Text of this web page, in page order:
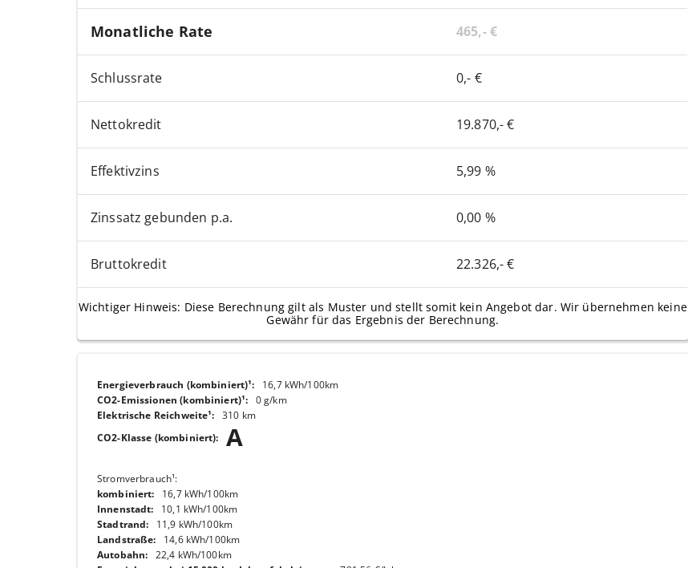
Monatliche Rate 465,- €
Schlussrate 0,- €
Nettokredit 19.870,- €
Effektivzins 5,99 %
Zinssatz gebunden p.a. 0,00 %
Bruttokredit 22.326,- €
Wichtiger Hinweis: Diese Berechnung gilt als Muster und stellt somit kein Angebot dar. Wir übernehmen keine
Gewähr für das Ergebnis der Berechnung.
Energieverbrauch (kombiniert)¹: 16,7 kWh/100km
CO2-Emissionen (kombiniert)¹: 0 g/km
Elektrische Reichweite¹:310 km
CO2-Klasse (kombiniert): A
Stromverbrauch¹:
kombiniert: 16,7 kWh/100km
Innenstadt: 10,1 kWh/100km
Stadtrand: 11,9 kWh/100km
Landstraße: 14,6 kWh/100km
Autobahn: 22,4 kWh/100km